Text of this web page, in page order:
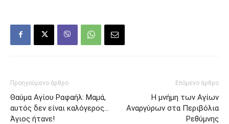
Προηγούμενο άρθρο
Θαύμα Αγίου Ραφαήλ: Μαμά,
αυτός δεν είναι καλόγερος…
Άγιος ήτανε!
Επόμενο άρθρο
Η μνήμη των Αγίων
Αναργύρων στα Περιβόλια
Ρεθύμνης